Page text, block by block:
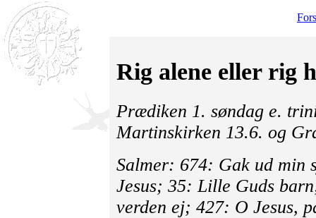
Rig alene eller rig
Prædiken 1. søndag e.
Martinskirken 13.6. og
Salmer: 674: Gak ud
Jesus; 35: Lille Guds
verden ej; 427: O Jesus,